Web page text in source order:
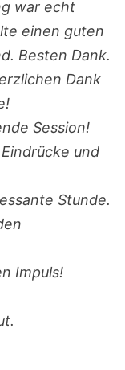
war echt
einen guten
Besten Dank.
Dank
Session!
und
Stunde.
Impuls!